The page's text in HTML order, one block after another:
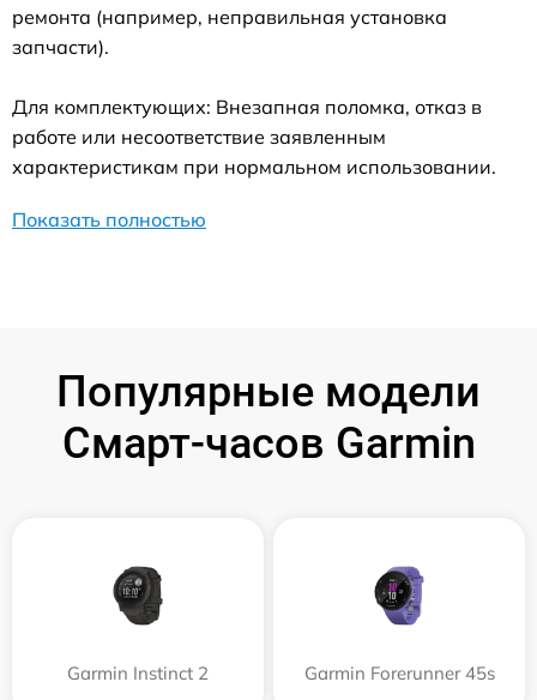
ремонта (например, неправильная установка
запчасти).
Для комплектующих: Внезапная поломка, отказ в
работе или несоответствие заявленным
характеристикам при нормальном использовании.
Показать полностью
Популярные модели
Смарт-часов Garmin
Garmin Instinct 2 Garmin Forerunner 45s